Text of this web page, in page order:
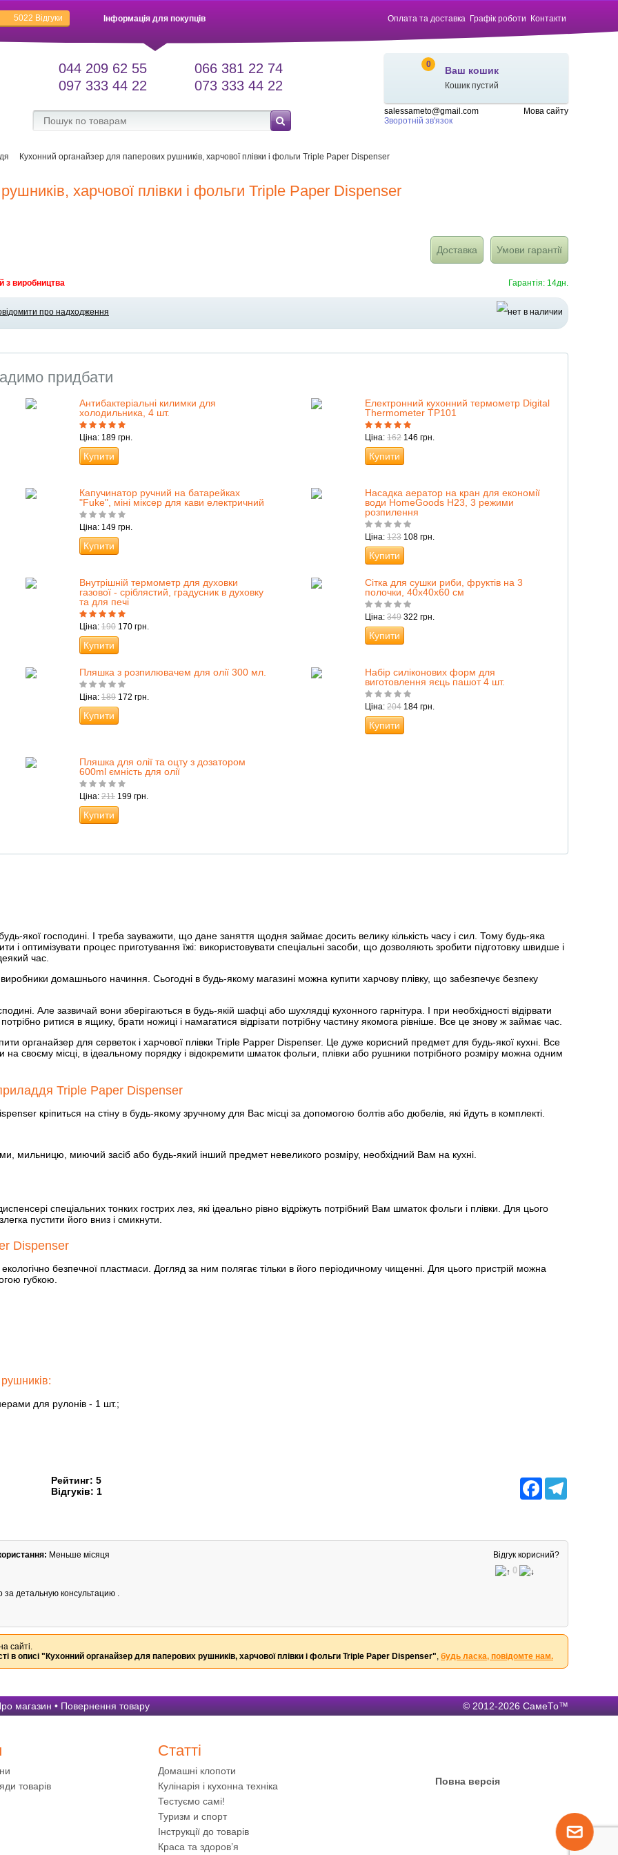
5022 Відгуки Оплата та доставка Графік роботи Контакти
Інформація для покупців
0
Ваш кошик
Кошик пустий
salessameto@gmail.com
Зворотній зв'язок
Мова сайту
044 209 62 55
097 333 44 22
066 381 22 74
073 333 44 22
Кухонний органайзер для паперових рушників, харчової плівки і фольги Triple Paper Dispenser
харчової плівки і фольги Triple Paper Dispenser
Доставка Умови гарантії
з виробництва Гарантія: 14дн.
про надходження
придбати
Антибактеріальні килимки для
холодильника, 4 шт.
Ціна: 189 грн.
Купити
Електронний кухонний термометр Digital
Thermometer TP101
Ціна: 162 146 грн.
Купити
Капучинатор ручний на батарейках
"Fuke", міні міксер для кави електричний
Ціна: 149 грн.
Купити
Насадка аератор на кран для економії
води HomeGoods H23, 3 режими
розпилення
Ціна: 123 108 грн.
Купити
Внутрішній термометр для духовки
газової - сріблястий, градусник в духовку
та для печі
Ціна: 190 170 грн.
Купити
Сітка для сушки риби, фруктів на 3
полочки, 40х40х60 см
Ціна: 349 322 грн.
Купити
Пляшка з розпилювачем для олії 300 мл.
Ціна: 189 172 грн.
Купити
Набір силіконових форм для
виготовлення яєць пашот 4 шт.
Ціна: 204 184 грн.
Купити
Пляшка для олії та оцту з дозатором
600ml ємність для олії
Ціна: 211 199 грн.
Купити
якої господині. І треба зауважити, що дане заняття щодня займає досить велику кількість часу і сил. Тому будь-яка
і оптимізувати процес приготування їжі: використовувати спеціальні засоби, що дозволяють зробити підготовку швидше і
час.
домашнього начиння. Сьогодні в будь-якому магазині можна купити харчову плівку, що забезпечує безпеку
Але зазвичай вони зберігаються в будь-якій шафці або шухлядці кухонного гарнітура. І при необхідності відірвати
ритися в ящику, брати ножиці і намагатися відрізати потрібну частину якомога рівніше. Все це знову ж займає час.
органайзер для серветок і харчової плівки Triple Papper Dispenser. Це дуже корисний предмет для будь-якої кухні. Все
своєму місці, в ідеальному порядку і відокремити шматок фольги, плівки або рушники потрібного розміру можна одним
Triple Рaper Dіspenser
кріпиться на стіну в будь-якому зручному для Вас місці за допомогою болтів або дюбелів, які йдуть в комплекті.
мильницю, миючий засіб або будь-який інший предмет невеликого розміру, необхідний Вам на кухні.
спеціальних тонких гострих лез, які ідеально рівно відріжуть потрібний Вам шматок фольги і плівки. Для цього
пустити його вниз і смикнути.
Dispenser
безпечної пластмаси. Догляд за ним полягає тільки в його періодичному чищенні. Для цього пристрій можна
губкою.
для рулонів - 1 шт.;
Facebook
Рейтинг: 5
Відгуків: 1
Меньше місяця Відгук корисний?
0
детальную консультацию .
сайті.
в описі "Кухонний органайзер для паперових рушників, харчової плівки і фольги Triple Paper Dispenser", будь ласка, повідомте нам.
© 2012-2026 СамеТо™
магазин • Повернення товару
товарів
Статті
Домашні клопоти
Кулінарія і кухонна техніка
Тестуємо самі!
Туризм и спорт
Інструкції до товарів
Краса та здоров’я
Повна версія